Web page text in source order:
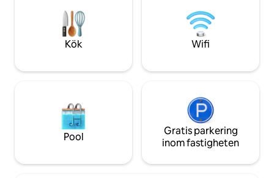
restauranger, shopping och
livsmedelsbutiker i Cruz Bay, 25 minuter
till stränderna på North Shore.
med två andra lägenheter.
Blue View är en
anslutning till vår
minuter till Cruz
Kök Wifi
Pool
Gratis parkering
inom fastigheten